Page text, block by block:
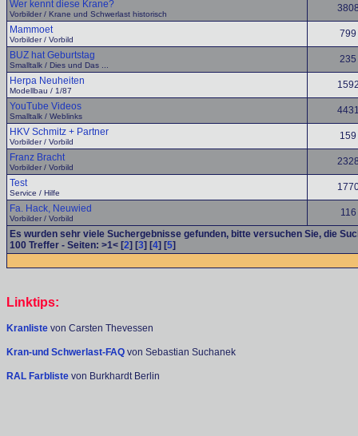
Wer kennt diese Krane?
Vorbilder / Krane und Schwerlast historisch
Mammoet
Vorbilder / Vorbild
799
BUZ hat Geburtstag
Smalltalk / Dies und Das ...
235
Herpa Neuheiten
Modellbau / 1/87
YouTube Videos
Smalltalk / Weblinks
HKV Schmitz + Partner
Vorbilder / Vorbild
159
Franz Bracht
Vorbilder / Vorbild
Test
Service / Hilfe
Fa. Hack, Neuwied
Vorbilder / Vorbild
116
Es wurden sehr viele Suchergebnisse gefunden, bitte versuchen Sie, die
100 Treffer - Seiten: >1< [2] [3] [4] [5]
Linktips:
Kranliste von Carsten Thevessen
Kran-und Schwerlast-FAQ von Sebastian Suchanek
RAL Farbliste von Burkhardt Berlin